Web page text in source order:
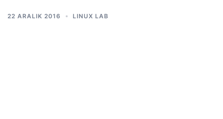
22 ARALIK 2016 LINUX LAB